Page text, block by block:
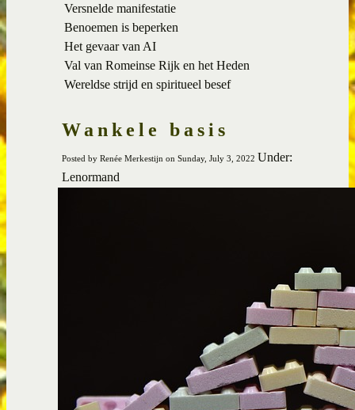
Versnelde manifestatie
Benoemen is beperken
Het gevaar van AI
Val van Romeinse Rijk en het Heden
Wereldse strijd en spiritueel besef
Wankele basis
Posted by Renée Merkestijn on Sunday, July 3, 2022 Under:
Lenormand